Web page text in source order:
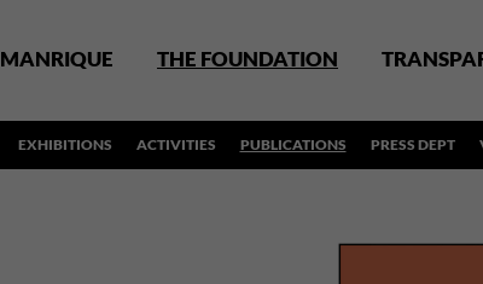
THE FOUNDATION
EXHIBITIONS ACTIVITIES PUBLICATIONS PRESS DEPT